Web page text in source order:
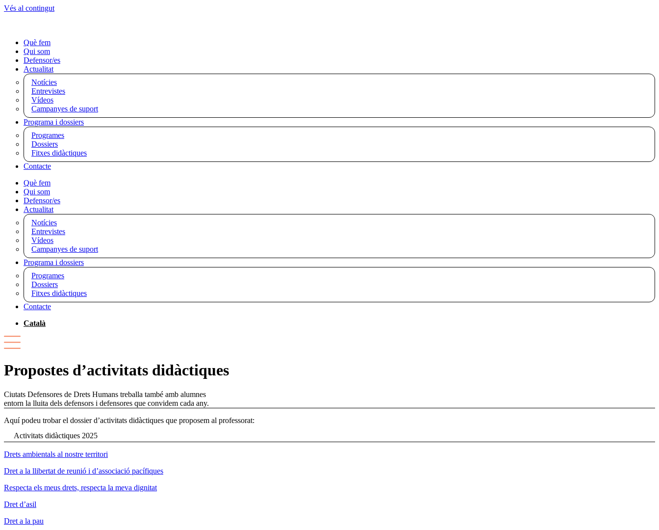
Vés al contingut
Què fem
Qui som
Defensor/es
Actualitat
Notícies
Entrevistes
Vídeos
Campanyes de suport
Programa i dossiers
Programes
Dossiers
Fitxes didàctiques
Contacte
Què fem
Qui som
Defensor/es
Actualitat
Notícies
Entrevistes
Vídeos
Campanyes de suport
Programa i dossiers
Programes
Dossiers
Fitxes didàctiques
Contacte
Català
Propostes d’activitats didàctiques
Ciutats Defensores de Drets Humans treballa també amb alumnes
entorn la lluita dels defensors i defensores que convidem cada any.
Aquí podeu trobar el dossier d’activitats didàctiques que proposem al professorat:
Activitats didàctiques 2025
Drets ambientals al nostre territori
Dret a la llibertat de reunió i d’associació pacífiques
Respecta els meus drets, respecta la meva dignitat
Dret d’asil
Dret a la pau